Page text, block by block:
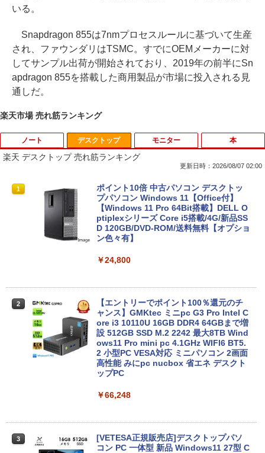
いる。
Snapdragon 855は7nmプロセスルールに基づいて生産
され、ファウンダリはTSMC。すでにOEMメーカーに対
してサンプル出荷が開始されており、2019年の前半にSn
apdragon 855を搭載した商用製品が市場に投入される見
通しだ。
楽天市場 売れ筋ランキング
ノート
1
iiyama / ノートPC ゲーミングPC / Note
book Clevo W350SS_370SS / 第4世代C
ore i7 / グラフィックボード NVIDIA Cor
poration GM107M [GeForce GTX 860
M] 2GB / 光学ドライブ CDDVDW SN-20
8FB / メモリ 8GB【中古品】
￥11,000
2
Panasonic CF-SV8RDAVS Core i5 836
5U 1.6GHz/8GB/256GB(SSD)/Multi/12.1
W/WUXGA(1920x1200)/Win11 パーム変
色あり【中古】【20260729】
￥13,300
中古ノートパソコン 中古PC Windows11
ラ ドライブ 選択可 Bluetooth 型落ちモ
デル ノートPC 有名メーカー
デスクトップ
楽天 デスクトップ 売れ筋ランキング
更新日時：2026/08/07 02:00
1
ポイント10倍 中古パソコン デスクトッ
プパソコン Windows 11【Office付】
【Windows 11 Pro 64Bit搭載】DELL O
ptiplexシリーズ Core i5搭載/4G/新品SS
D 120GB/DVD-ROM/送料無料【オプショ
ン色々有】
￥24,800
2
【エントリーでポイント100％還元のチ
ャンス】GMKtec ミニpc G3 Pro Intel C
ore i3 10110U 16GB DDR4 64GBまで増
設 512GB SSD M.2 2242 最大8TB Wind
ows11 Pro mini pc 4.1GHz WIFI6 BT5.
2 小型PC VESA対応 ミニパソコン 2画面
高性能 みにpc nucbox 省エネ デスクト
ップPC
￥66,248
3
[VETESA正規販売店]デスクトップパソ
コン PC 一体型 新品 Windows11 27型 C
モニター 本